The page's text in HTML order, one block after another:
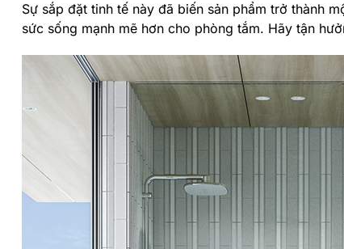
Sự sắp đặt tinh tế này đã biến sản phẩm trở thành
sức sống mạnh mẽ hơn cho phòng tắm. Hãy tận